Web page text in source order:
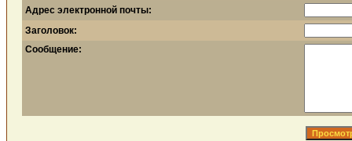
Адрес электронной почты:
Заголовок:
Сообщение: